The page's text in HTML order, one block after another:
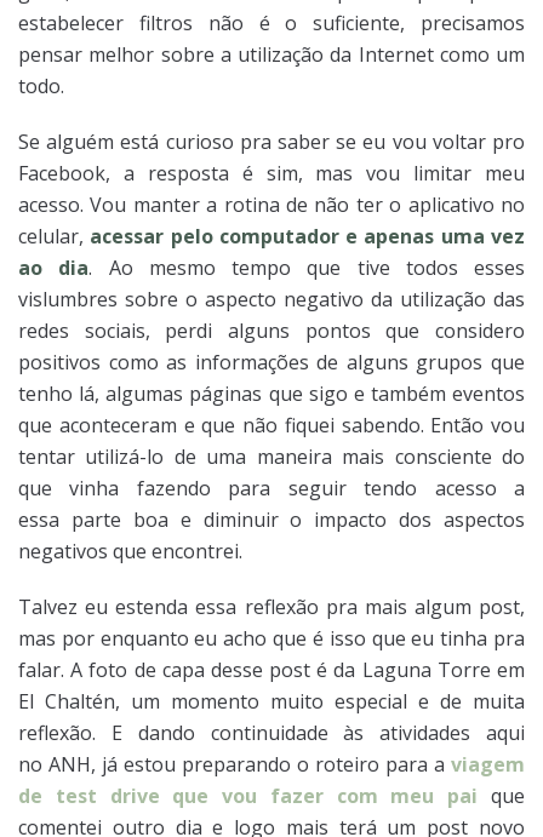
estabelecer filtros não é o suficiente, precisamos
pensar melhor sobre a utilização da Internet como um
todo.
Se alguém está curioso pra saber se eu vou voltar pro
Facebook, a resposta é sim, mas vou limitar meu
acesso. Vou manter a rotina de não ter o aplicativo no
celular, acessar pelo computador e apenas uma vez
ao dia. Ao mesmo tempo que tive todos esses
vislumbres sobre o aspecto negativo da utilização das
redes sociais, perdi alguns pontos que considero
positivos como as informações de alguns grupos que
tenho lá, algumas páginas que sigo e também eventos
que aconteceram e que não fiquei sabendo. Então vou
tentar utilizá-lo de uma maneira mais consciente do
que vinha fazendo para seguir tendo acesso a
essa parte boa e diminuir o impacto dos aspectos
negativos que encontrei.
Talvez eu estenda essa reflexão pra mais algum post,
mas por enquanto eu acho que é isso que eu tinha pra
falar. A foto de capa desse post é da Laguna Torre em
El Chaltén, um momento muito especial e de muita
reflexão. E dando continuidade às atividades aqui
no ANH, já estou preparando o roteiro para a viagem
de test drive que vou fazer com meu pai que
comentei outro dia e logo mais terá um post novo